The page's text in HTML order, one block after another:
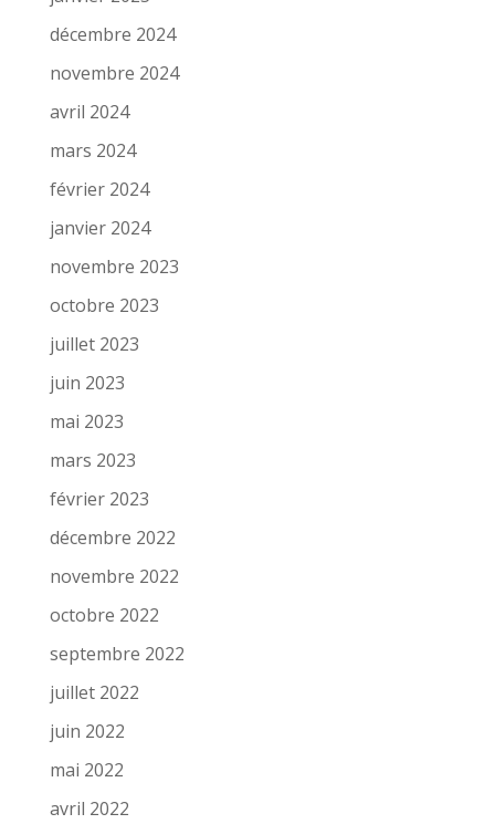
décembre 2024
novembre 2024
avril 2024
mars 2024
février 2024
janvier 2024
novembre 2023
octobre 2023
juillet 2023
juin 2023
mai 2023
mars 2023
février 2023
décembre 2022
novembre 2022
octobre 2022
septembre 2022
juillet 2022
juin 2022
mai 2022
avril 2022